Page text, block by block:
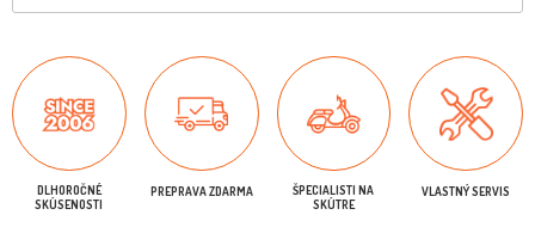
DLHOROČNÉ
SKÚSENOSTI
PREPRAVA ZDARMA
ŠPECIALISTI NA
SKÚTRE
VLASTNÝ SERVIS